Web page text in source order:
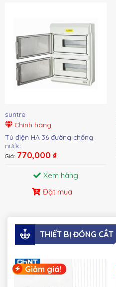
suntre
Chính hãng
Tủ điện HA 36 đường chống
nước
Giá: 770,000 ₫
Xem hàng
Đặt mua
THIẾT BỊ ĐÓNG CẮT
Giảm giá!